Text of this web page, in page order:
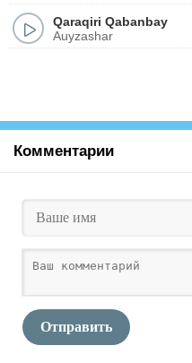
Qaraqiri Qabanbay
Auyzashar
Комментарии
Отправить